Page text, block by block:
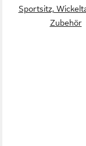
Sportsitz,
Zubehör